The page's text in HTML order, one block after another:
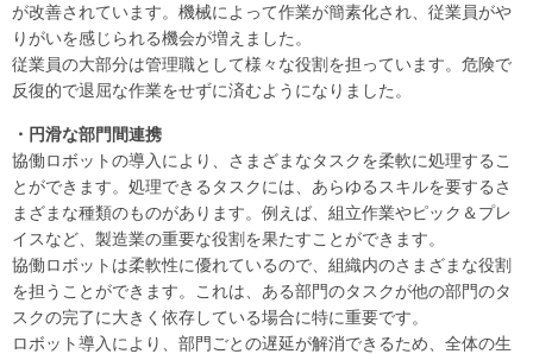
が改善されています。機械によって作業が簡素化され、従業員がや
りがいを感じられる機会が増えました。
従業員の大部分は管理職として様々な役割を担っています。危険で
反復的で退屈な作業をせずに済むようになりました。
・円滑な部門間連携
協働ロボットの導入により、さまざまなタスクを柔軟に処理するこ
とができます。処理できるタスクには、あらゆるスキルを要するさ
まざまな種類のものがあります。例えば、組立作業やピック＆プレ
イスなど、製造業の重要な役割を果たすことができます。
協働ロボットは柔軟性に優れているので、組織内のさまざまな役割
を担うことができます。これは、ある部門のタスクが他の部門のタ
スクの完了に大きく依存している場合に特に重要です。
ロボット導入により、部門ごとの遅延が解消できるため、全体の生